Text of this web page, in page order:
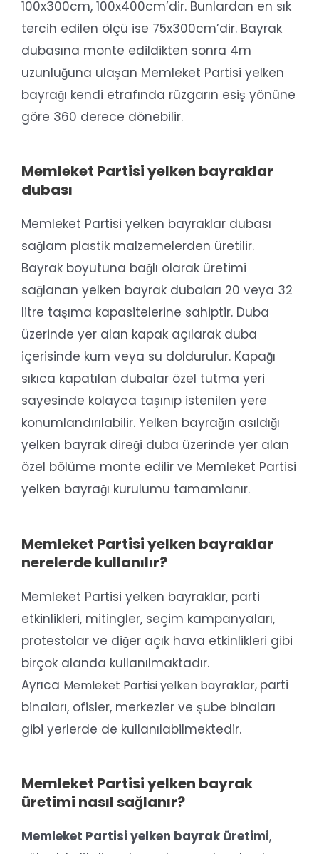
100x300cm, 100x400cm’dir. Bunlardan en sık
tercih edilen ölçü ise 75x300cm’dir. Bayrak
dubasına monte edildikten sonra 4m
uzunluğuna ulaşan Memleket Partisi yelken
bayrağı kendi etrafında rüzgarın esiş yönüne
göre 360 derece dönebilir.
Memleket Partisi yelken bayraklar
dubası
Memleket Partisi yelken bayraklar dubası
sağlam plastik malzemelerden üretilir.
Bayrak boyutuna bağlı olarak üretimi
sağlanan yelken bayrak dubaları 20 veya 32
litre taşıma kapasitelerine sahiptir. Duba
üzerinde yer alan kapak açılarak duba
içerisinde kum veya su doldurulur. Kapağı
sıkıca kapatılan dubalar özel tutma yeri
sayesinde kolayca taşınıp istenilen yere
konumlandırılabilir. Yelken bayrağın asıldığı
yelken bayrak direği duba üzerinde yer alan
özel bölüme monte edilir ve Memleket Partisi
yelken bayrağı kurulumu tamamlanır.
Memleket Partisi yelken bayraklar
nerelerde kullanılır?
Memleket Partisi yelken bayraklar, parti
etkinlikleri, mitingler, seçim kampanyaları,
protestolar ve diğer açık hava etkinlikleri gibi
birçok alanda kullanılmaktadır.
Ayrıca Memleket Partisi yelken bayraklar, parti
binaları, ofisler, merkezler ve şube binaları
gibi yerlerde de kullanılabilmektedir.
Memleket Partisi yelken bayrak
üretimi nasıl sağlanır?
Memleket Partisi yelken bayrak üretimi,